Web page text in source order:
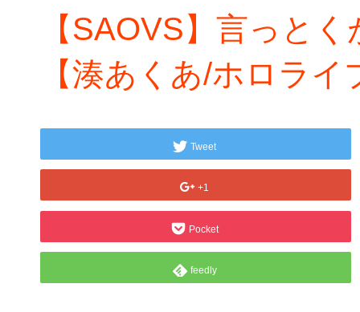
【SAOVS】言っと
【湊あくあ/ホロライ
Tweet
+1
Pocket
feedly